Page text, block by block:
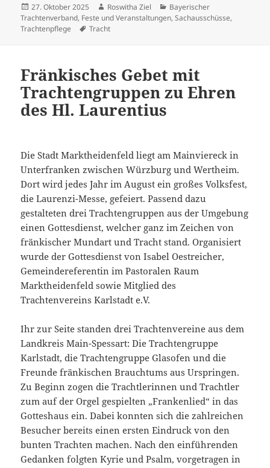
Veröffentlicht
am
27. Oktober 2025 Autor
Roswitha Ziel Kategorien
Bayerischer
Trachtenverband, Feste und Veranstaltungen,Sachausschüsse,
Trachtenpflege
Schlagwörter
Tracht
Fränkisches Gebet mit
Trachtengruppen zu Ehren
des Hl. Laurentius
Die Stadt Marktheidenfeld liegt am Mainviereck in
Unterfranken zwischen Würzburg und Wertheim.
Dort wird jedes Jahr im August ein großes Volksfest,
die Laurenzi-Messe, gefeiert. Passend dazu
gestalteten drei Trachtengruppen aus der Umgebung
einen Gottesdienst, welcher ganz im Zeichen von
fränkischer Mundart und Tracht stand. Organisiert
wurde der Gottesdienst von Isabel Oestreicher,
Gemeindereferentin im Pastoralen Raum
Marktheidenfeld sowie Mitglied des
Trachtenvereins Karlstadt e.V.
Ihr zur Seite standen drei Trachtenvereine aus dem
Landkreis Main-Spessart: Die Trachtengruppe
Karlstadt, die Trachtengruppe Glasofen und die
Freunde fränkischen Brauchtums aus Urspringen.
Zu Beginn zogen die Trachtlerinnen und Trachtler
zum auf der Orgel gespielten „Frankenlied“ in das
Gotteshaus ein. Dabei konnten sich die zahlreichen
Besucher bereits einen ersten Eindruck von den
bunten Trachten machen. Nach den einführenden
Gedanken folgten Kyrie und Psalm, vorgetragen in